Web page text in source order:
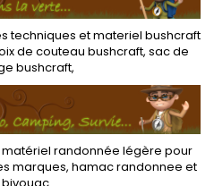
techniques etmateriel bushcraft
de couteau bushcraft, sac de
bushcraft,
randonnée légère pour
marques, hamac randonnee et
.